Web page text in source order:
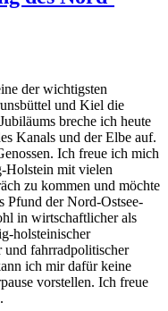
der wichtigsten
und Kiel die
breche ich heute
Kanals und der Elbe auf.
Ich freue ich mich
Holstein mit vielen
zu kommen und möchte
Pfund der Nord-Ostsee-
in wirtschaftlicher als
holsteinischer
und fahrradpolitischer
ich mir dafür keine
vorstellen. Ich freue